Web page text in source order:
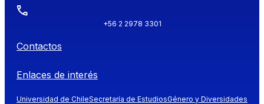
+56 2 2978 3301
Contactos
Enlaces de interés
Universidad de ChileSecretaría de EstudiosGénero y Diversidades